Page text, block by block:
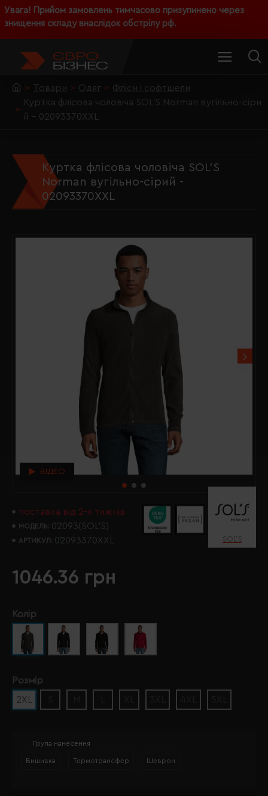
Увага! Прийом замовлень тимчасово призупинено через
знищення складу внаслідок обстрілу рф.
Товари Одяг
Фліси і софтшели
Куртка флісова чоловіча SOL'S Norman вугільно-сіри
й - 02093370XXL
Куртка флісова чоловіча SOL'S
Norman вугільно-сірий -
02093370XXL
ВІДЕО
поставка від 2-х тижнів
МОДЕЛЬ: 02093(SOL’S)
АРТИКУЛ: 02093370XXL SOL’S
1046.36 грн
Колір
Розмір
2XL
Група нанесення
Вишивка Термотрансфер Шеврон